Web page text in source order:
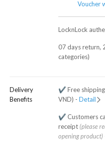
Voucher
LocknLock
07 days return,
categories)
Delivery
Benefits
✔️ Free
VND) - Detail
✔️ Customers
receipt (please
opening product)